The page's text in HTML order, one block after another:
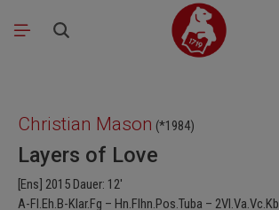
Zum Hauptinhalt springen
Christian Mason (*1984)
Layers of Love
[Ens] 2015 Dauer: 12'
A-Fl.Eh.B-Klar.Fg – Hn.Flhn.Pos.Tuba – 2Vl.Va.Vc.Kb